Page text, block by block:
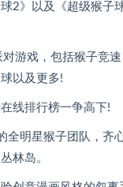
2》以及《超级猴子
游戏，包括猴子竞
以及更多!
线排行榜一争高下!
全明星猴子团队，齐
林岛。